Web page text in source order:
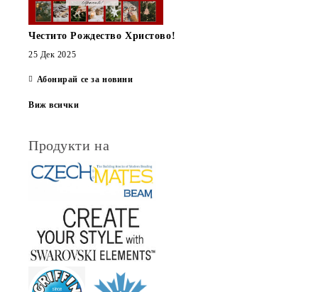
Честито Рождество Христово!
25 Дек 2025
Абонирай се за новини
Виж всички
Продукти на